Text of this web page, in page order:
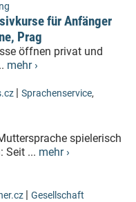
für Anfänger
Prag
öffnen privat und
mehr ›
| Sprachenservice,
spielerisch
Seit ... mehr ›
| Gesellschaft